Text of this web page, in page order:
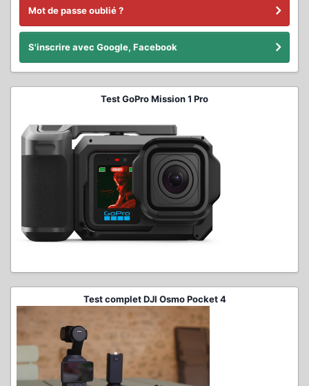
Mot de passe oublié ?
S'inscrire avec Google, Facebook
Test GoPro Mission 1 Pro
Test complet DJI Osmo Pocket 4